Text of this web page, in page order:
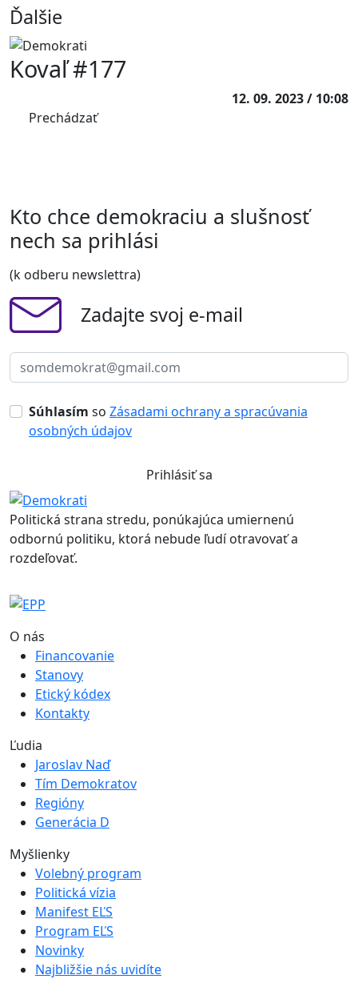
Ďalšie
Prechádzať
Kovaľ #177
12. 09. 2023 / 10:08
Kto chce demokraciu a slušnosť
nech sa prihlási
(k odberu newslettra)
Zadajte svoj e-mail
Súhlasím so Zásadami ochrany a spracúvania
osobných údajov
Prihlásiť sa
Politická strana stredu, ponúkajúca umiernenú
odbornú politiku, ktorá nebude ľudí otravovať a
rozdeľovať.
O nás
Financovanie
Stanovy
Etický kódex
Kontakty
Ľudia
Jaroslav Naď
Tím Demokratov
Regióny
Generácia D
Myšlienky
Volebný program
Politická vízia
Manifest EĽS
Program EĽS
Novinky
Najbližšie nás uvidíte